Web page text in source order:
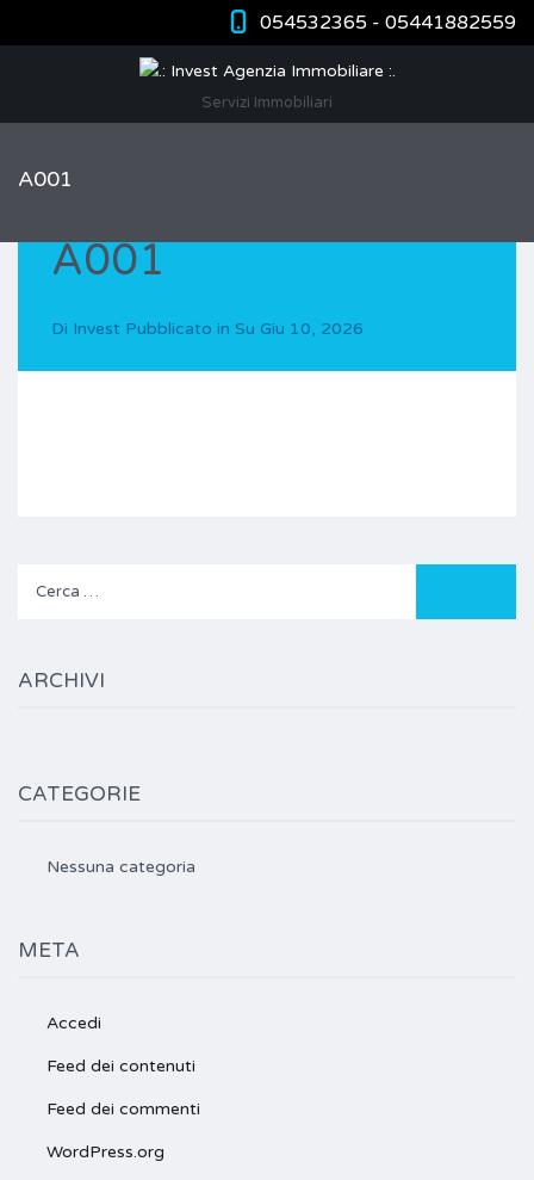
054532365 - 05441882559
Servizi Immobiliari
A001
A001
Di Invest Pubblicato in Su Giu 10, 2026
ARCHIVI
CATEGORIE
Nessuna categoria
META
Accedi
Feed dei contenuti
Feed dei commenti
WordPress.org